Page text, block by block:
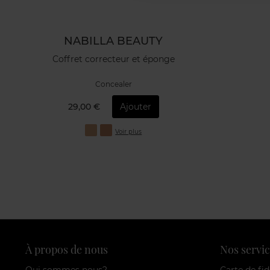
NABILLA BEAUTY
Coffret correcteur et éponge
Concealer
29,00 € Ajouter
Voir plus
À propos de nous Nos